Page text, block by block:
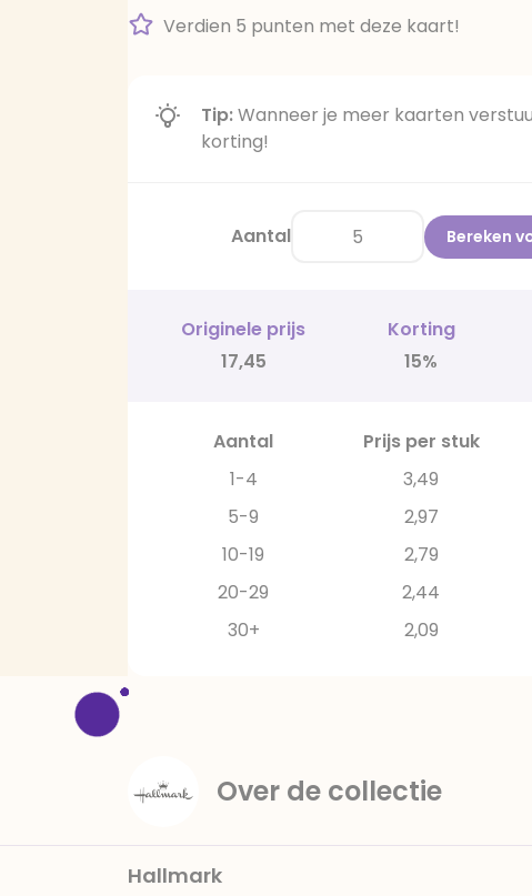
Verdien 5 punten met deze kaart!
Tip:Wanneer je meer kaarten
korting!
Aantal Bereken
Originele prijs Korting
17,45
15%
Aantal Prijs per stuk
1-4
3,49
5-9
2,97
10-19
2,79
20-29
2,44
30+
2,09
Over de collectie
Hallmark